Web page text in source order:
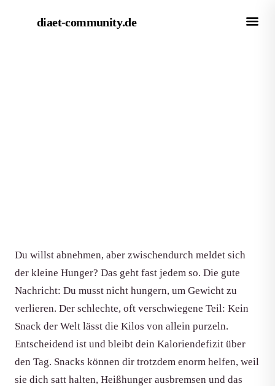
diaet-community.de
Du willst abnehmen, aber zwischendurch meldet sich
der kleine Hunger? Das geht fast jedem so. Die gute
Nachricht: Du musst nicht hungern, um Gewicht zu
verlieren. Der schlechte, oft verschwiegene Teil: Kein
Snack der Welt lässt die Kilos von allein purzeln.
Entscheidend ist und bleibt dein Kaloriendefizit über
den Tag. Snacks können dir trotzdem enorm helfen, weil
sie dich satt halten, Heißhunger ausbremsen und das